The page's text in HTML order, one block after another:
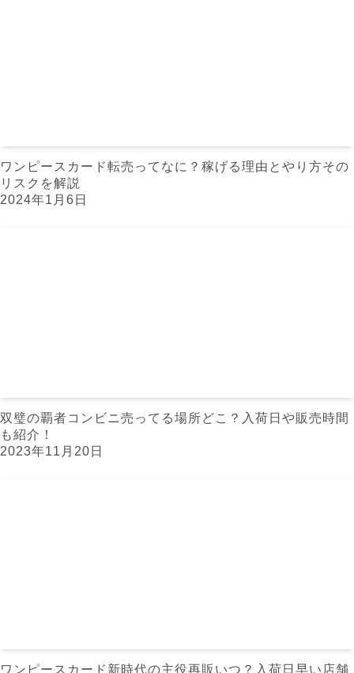
ワンピースカード転売ってなに？稼げる理由とやり方その
リスクを解説
2024年1月6日
双璧の覇者コンビニ売ってる場所どこ？入荷日や販売時間
も紹介！
2023年11月20日
ワンピースカード新時代の主役再販いつ？入荷日早い店舗